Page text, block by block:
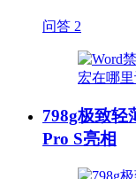
问答 2
798g极致轻
Pro S亮相